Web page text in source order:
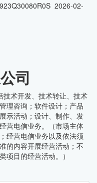
2026-02-
司
术开发、技术转让、技术
理咨询；软件设计；产品
示活动；设计、制作、发
营电信业务。（市场主体
经营电信业务以及依法须
的内容开展经营活动；不
项目的经营活动。）